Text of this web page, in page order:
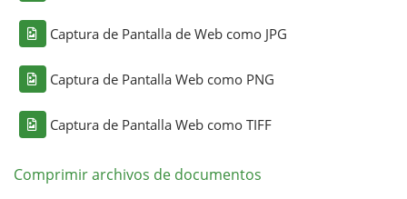
Captura de Pantalla de Web como JPG
Captura de Pantalla Web como PNG
Captura de Pantalla Web como TIFF
Comprimir archivos de documentos